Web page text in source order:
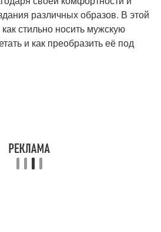
различных образов. В этой
стильно носить мужскую
и как преобразить её под